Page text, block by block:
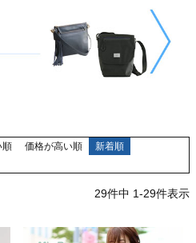
順 価格が高い順
新着順
29件中 1-29件表示